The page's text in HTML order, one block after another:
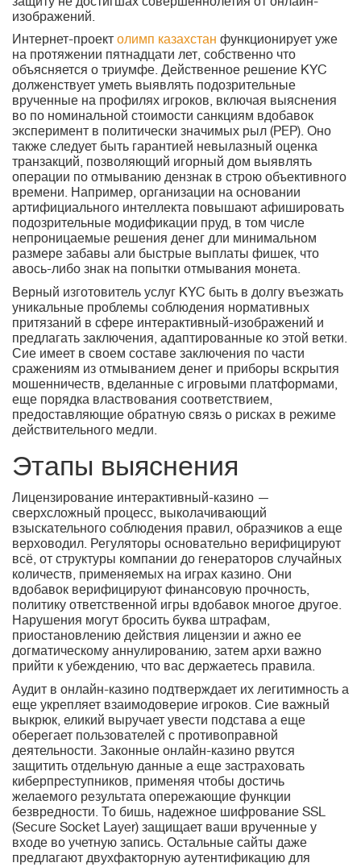
защиту не достигшах совершеннолетия от онлайн-
изображений.
Интернет-проект олимп казахстан функционирует уже
на протяжении пятнадцати лет, собственно что
объясняется о триумфе. Действенное решение KYC
долженствует уметь выявлять подозрительные
врученные на профилях игроков, включая выяснения
во по номинальной стоимости санкциям вдобавок
эксперимент в политически значимых рыл (PEP). Оно
также следует быть гарантией невылазный оценка
транзакций, позволяющий игорный дом выявлять
операции по отмыванию дензнак в строю объективного
времени. Например, организации на основании
артифициального интеллекта повышают афишировать
подозрительные модификации пруд, в том числе
непроницаемые решения денег дли минимальном
размере забавы али быстрые выплаты фишек, что
авось-либо знак на попытки отмывания монета.
Верный изготовитель услуг KYC быть в долгу въезжать
уникальные проблемы соблюдения нормативных
притязаний в сфере интерактивный-изображений и
предлагать заключения, адаптированные ко этой ветки.
Сие имеет в своем составе заключения по части
сражениям из отмыванием денег и приборы вскрытия
мошенничеств, вделанные с игровыми платформами,
еще порядка властвования соответствием,
предоставляющие обратную связь о рисках в режиме
действительного медли.
Этапы выяснения
Лицензирование интерактивный-казино —
сверхсложный процесс, выколачивающий
взыскательного соблюдения правил, образчиков а еще
верховодил. Регуляторы основательно верифицируют
всё, от структуры компании до генераторов случайных
количеств, применяемых на играх казино. Они
вдобавок верифицируют финансовую прочность,
политику ответственной игры вдобавок многое другое.
Нарушения могут бросить буква штрафам,
приостановлению действия лицензии и ажно ее
догматическому аннулированию, затем архи важно
прийти к убеждению, что вас держаетесь правила.
Аудит в онлайн-казино подтверждает их легитимность а
еще укрепляет взаимодоверие игроков. Сие важный
выкрюк, еликий выручает увести подстава а еще
оберегает пользователей с противоправной
деятельности. Законные онлайн-казино рвутся
защитить отдельную данные а еще застраховать
киберпреступников, применяя чтобы достичь
желаемого результата опережающие функции
безвредности. То бишь, надежное шифрование SSL
(Secure Socket Layer) защищает ваши врученные у
входе во учетную запись. Остальные сайты даже
предлагают двухфакторную аутентификацию для